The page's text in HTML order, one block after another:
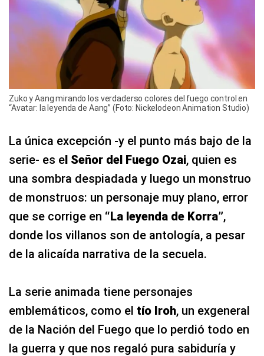
Zuko y Aang mirando los verdaderso colores del fuego control en
“Avatar: la leyenda de Aang” (Foto: Nickelodeon Animation Studio)
La única excepción -y el punto más bajo de la
serie- es el Señor del Fuego Ozai, quien es
una sombra despiadada y luego un monstruo
de monstruos: un personaje muy plano, error
que se corrige en “La leyenda de Korra”,
donde los villanos son de antología, a pesar
de la alicaída narrativa de la secuela.
La serie animada tiene personajes
emblemáticos, como el tío Iroh, un exgeneral
de la Nación del Fuego que lo perdió todo en
la guerra y que nos regaló pura sabiduría y